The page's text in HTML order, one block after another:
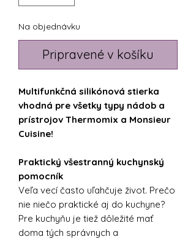
Na objednávku
Pripravené v košíku
Multifunkčná silikónová stierka
vhodná pre všetky typy nádob a
prístrojov Thermomix a Monsieur
Cuisine!
Praktický všestranný kuchynský
pomocník
Veľa vecí často uľahčuje život. Prečo
nie niečo praktické aj do kuchyne?
Pre kuchyňu je tiež dôležité mať
doma tých správnych a